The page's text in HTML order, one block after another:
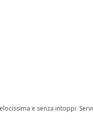
e senza intoppi.